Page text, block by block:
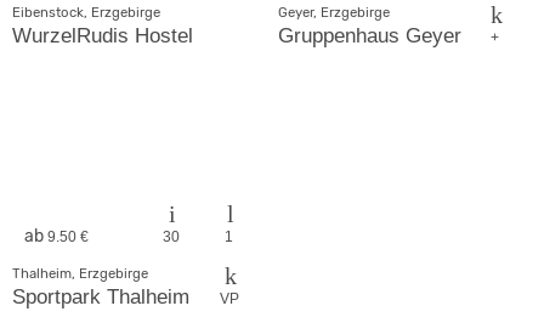
Eibenstock, Erzgebirge
WurzelRudis Hostel +
Geyer, Erzgebirge
Gruppenhaus Geyer
ab 9.50 € 30 1
VP
Thalheim, Erzgebirge
Sportpark Thalheim